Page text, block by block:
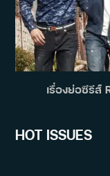
เรื่องย่อซีรีส์
HOT ISSUES